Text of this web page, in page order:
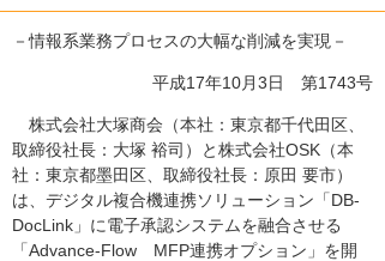
－情報系業務プロセスの大幅な削減を実現－
平成17年10月3日 第1743号
株式会社大塚商会（本社：東京都千代田区、
取締役社長：大塚 裕司）と株式会社OSK（本
社：東京都墨田区、取締役社長：原田 要市）
は、デジタル複合機連携ソリューション「DB-
DocLink」に電子承認システムを融合させる
「Advance-Flow MFP連携オプション」を開